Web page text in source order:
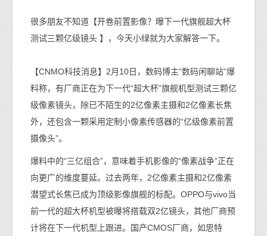
很多朋友不知道【开卷前置影像？曝下一代旗舰超大杯
测试三颗亿级镜头 】，今天小绿就为大家解答一下。
【CNMO科技消息】2月10日，数码博主“数码闲聊站”爆
料称，有厂商正在为下一代“超大杯”旗舰机型测试三颗亿
级像素镜头，除已不陌生的2亿像素主摄和2亿像素长焦
外，还包含一颗采用定制小像素传感器的“亿级像素前置
摄像头”。
爆料中的“三亿组合”，意味着手机影像的“像素战争”正在
向更广的维度蔓延。过去两年，2亿像素主摄和2亿像素
潜望式长焦已成为顶级影像旗舰的标配。OPPO与vivo当
前一代的超大杯机型被曝将搭载双2亿镜头，其他厂商预
计将在下一代机型上跟进。国产CMOS厂商，如思特